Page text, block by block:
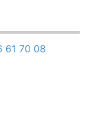
61 70 08